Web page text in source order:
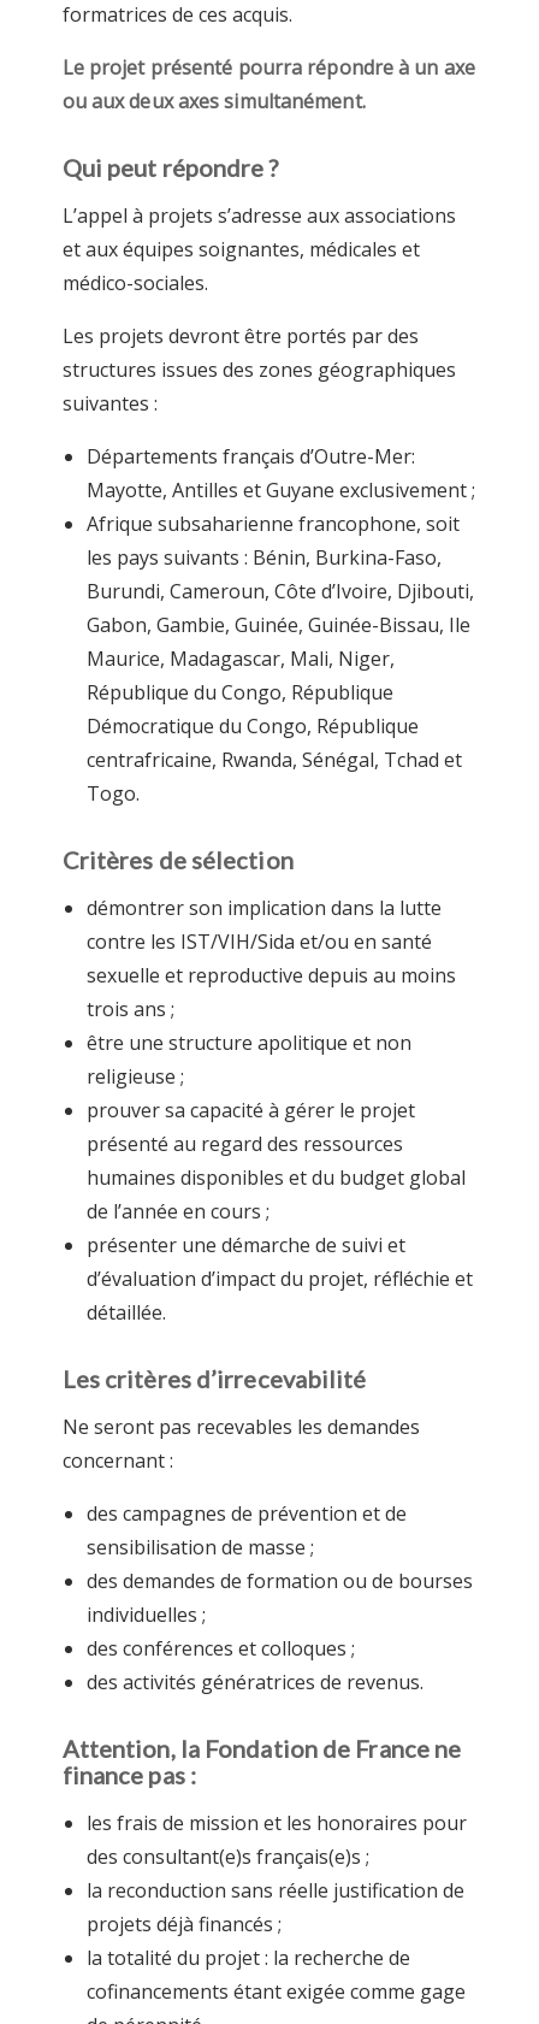
formatrices de ces acquis.
Le projet présenté pourra répondre à un axe
ou aux deux axes simultanément.
Qui peut répondre ?
L’appel à projets s’adresse aux associations
et aux équipes soignantes, médicales et
médico-sociales.
Les projets devront être portés par des
structures issues des zones géographiques
suivantes :
Départements français d’Outre-Mer:
Mayotte, Antilles et Guyane exclusivement ;
Afrique subsaharienne francophone, soit
les pays suivants : Bénin, Burkina-Faso,
Burundi, Cameroun, Côte d’Ivoire, Djibouti,
Gabon, Gambie, Guinée, Guinée-Bissau, Ile
Maurice, Madagascar, Mali, Niger,
République du Congo, République
Démocratique du Congo, République
centrafricaine, Rwanda, Sénégal, Tchad et
Togo.
Critères de sélection
démontrer son implication dans la lutte
contre les IST/VIH/Sida et/ou en santé
sexuelle et reproductive depuis au moins
trois ans ;
être une structure apolitique et non
religieuse ;
prouver sa capacité à gérer le projet
présenté au regard des ressources
humaines disponibles et du budget global
de l’année en cours ;
présenter une démarche de suivi et
d’évaluation d’impact du projet, réfléchie et
détaillée.
Les critères d’irrecevabilité
Ne seront pas recevables les demandes
concernant :
des campagnes de prévention et de
sensibilisation de masse ;
des demandes de formation ou de bourses
individuelles ;
des conférences et colloques ;
des activités génératrices de revenus.
Attention, la Fondation de France ne
finance pas :
les frais de mission et les honoraires pour
des consultant(e)s français(e)s ;
la reconduction sans réelle justification de
projets déjà financés ;
la totalité du projet : la recherche de
cofinancements étant exigée comme gage